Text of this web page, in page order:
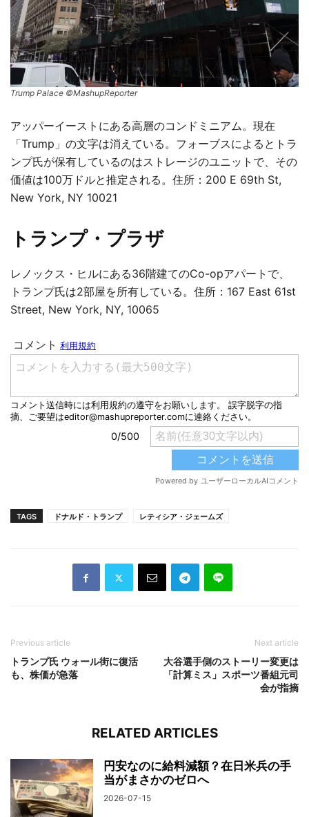
Trump Palace ©MashupReporter
アッパーイーストにある高層のコンドミニアム。現在
「Trump」の文字は消えている。フォーブスによるとトラ
ンプ氏が保有しているのはストレージのユニットで、その
価値は100万ドルと推定される。住所：200 E 69th St,
New York, NY 10021
トランプ・プラザ
レノックス・ヒルにある36階建てのCo-opアパートで、
トランプ氏は2部屋を所有している。住所：167 East 61st
Street, New York, NY, 10065
TAGS ドナルド・トランプ レティシア・ジェームズ
Previous article
トランプ氏 ウォール街に復活
も、株価が急落
Next article
大谷選手側のストーリー変更は
「計算ミス」スポーツ番組元司
会が指摘
RELATED ARTICLES
円安なのに給料減額？在日米兵の手
当がまさかのゼロへ
2026-07-15